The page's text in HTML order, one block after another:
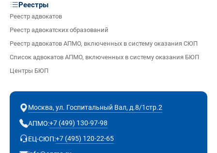
Реестры
Реестр адвокатов
Реестр адвокатских образований
Реестр адвокатов АПМО, включенных в систему оказания СЮП
Список адвокатов АПМО, включенных в систему оказания БЮП
Центры БЮП
Москва, ул. Госпитальный Вал, д.8/1стр.2
АПМО:+7 (499) 130-97-98
ЕЦ-СЮП:+7 (495) 120-22-65